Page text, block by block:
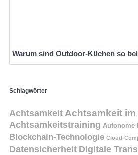
Warum sind Outdoor-Küchen so
Schlagwörter
Achtsamkeit Achtsamkeit im
Achtsamkeitstraining Autonome
Blockchain-Technologie Cloud-
Datensicherheit Digitale